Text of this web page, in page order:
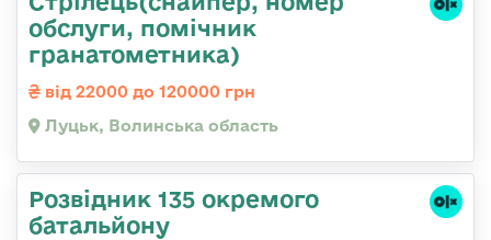
обслуги, помічник
гранатометника)
від 22000 до 120000 грн
Луцьк, Волинська область
Розвідник 135 окремого
батальйону